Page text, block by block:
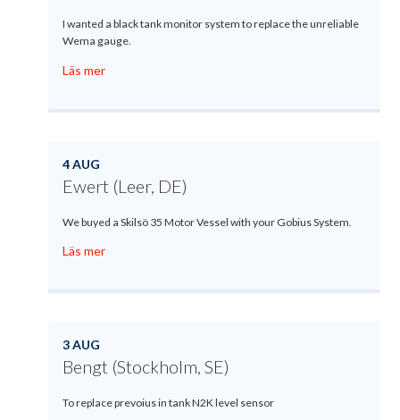
I wanted a black tank monitor system to replace the unreliable
Wema gauge.
Läs mer
4 AUG
Ewert (Leer, DE)
We buyed a Skilsö 35 Motor Vessel with your Gobius System.
Läs mer
3 AUG
Bengt (Stockholm, SE)
To replace prevoius in tank N2K level sensor